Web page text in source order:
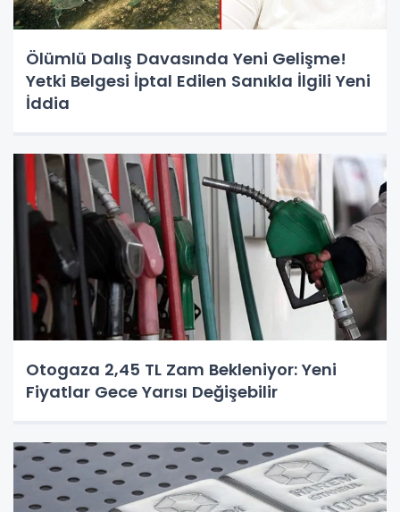
Ölümlü Dalış Davasında Yeni Gelişme!
Yetki Belgesi İptal Edilen Sanıkla İlgili Yeni
İddia
Otogaza 2,45 TL Zam Bekleniyor: Yeni
Fiyatlar Gece Yarısı Değişebilir